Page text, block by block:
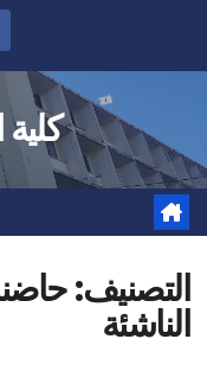
التصنيف:
الناشئة